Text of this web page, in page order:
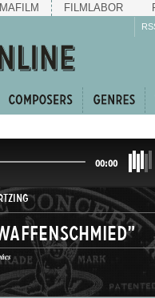
MAFILM FILMLABOR
00:00